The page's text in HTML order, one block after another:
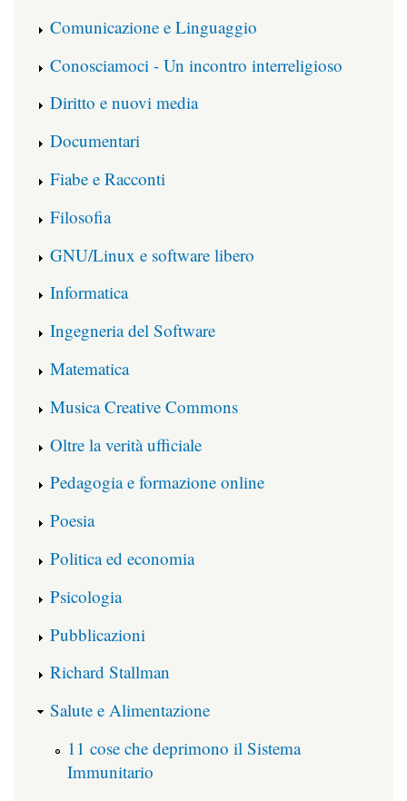
Comunicazione e Linguaggio
Conosciamoci - Un incontro interreligioso
Diritto e nuovi media
Documentari
Fiabe e Racconti
Filosofia
GNU/Linux e software libero
Informatica
Ingegneria del Software
Matematica
Musica Creative Commons
Oltre la verità ufficiale
Pedagogia e formazione online
Poesia
Politica ed economia
Psicologia
Pubblicazioni
Richard Stallman
Salute e Alimentazione
11 cose che deprimono il Sistema
Immunitario